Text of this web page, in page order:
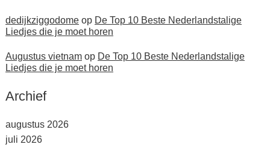
dedijkziggodomeop De Top 10 Beste Nederlandstalige
Liedjes die je moet horen
Augustus vietnamop De Top 10 Beste Nederlandstalige
Liedjes die je moet horen
Archief
augustus 2026
juli 2026